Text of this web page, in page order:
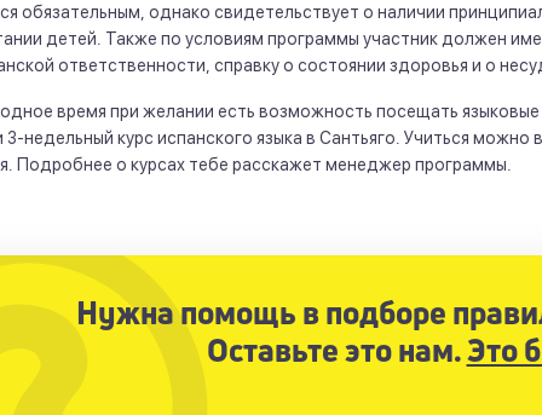
обязательным, однако свидетельствует о наличии
детей. Также по условиям программы участник должен
ответственности, справку о состоянии здоровья и о
время при желании есть возможность посещать
3-недельный курс испанского языка в Сантьяго. Учиться
Подробнее о курсах тебе расскажет менеджер программы.
Нужна помощь в подборе
Оставьте это нам.Это